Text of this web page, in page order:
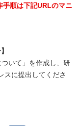
順は下記URLのマニ
いて」を作成し、研
スに提出してくださ